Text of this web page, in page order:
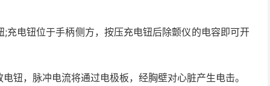
充电钮位于手柄侧方，按压充电钮后除颤仪的电容即可开
钮，脉冲电流将通过电极板，经胸壁对心脏产生电击。